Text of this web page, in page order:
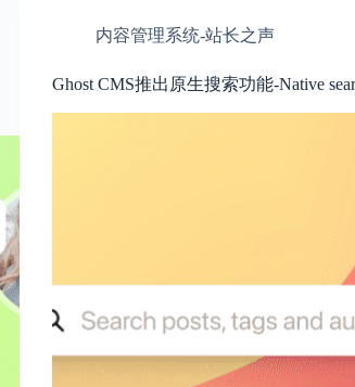
内容管理系统-站长之声
Ghost CMS推出原生搜索功能-Native